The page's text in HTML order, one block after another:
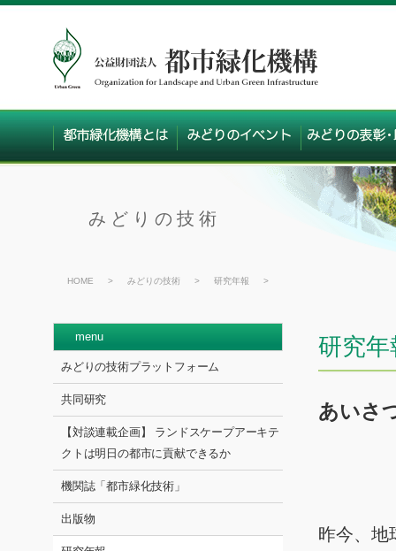
みどりの技術
HOME > みどりの技術 > 研究年報 >
研究年
あいさ
昨今、地
menu
みどりの技術プラットフォーム
共同研究
【対談連載企画】 ランドスケープアーキテ
クトは明日の都市に貢献できるか
機関誌「都市緑化技術」
出版物